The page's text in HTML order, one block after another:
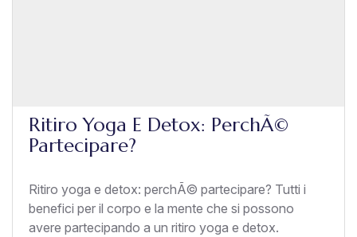
Ritiro Yoga E Detox: PerchÃ©
Partecipare?
Ritiro yoga e detox: perchÃ© partecipare? Tutti i
benefici per il corpo e la mente che si possono
avere partecipando a un ritiro yoga e detox.